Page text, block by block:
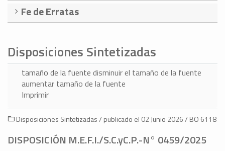
Fe de Erratas
Disposiciones Sintetizadas
tamaño de la fuente disminuir el tamaño de la fuente
aumentar tamaño de la fuente
Imprimir
Disposiciones Sintetizadas / publicado el 02 Junio 2026 / BO 6118
DISPOSICIÓN M.E.F.I./S.C.yC.P.-N° 0459/2025